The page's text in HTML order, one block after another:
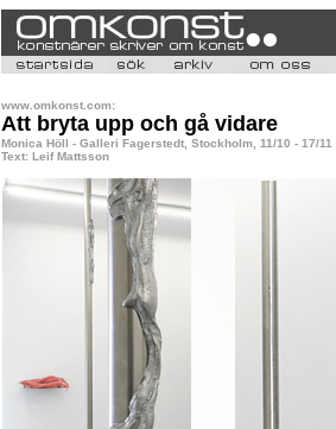
www.omkonst.com:
Att bryta upp och gå vidare
Monica Höll - Galleri Fagerstedt, Stockholm, 11/10 - 17/11
Text: Leif Mattsson